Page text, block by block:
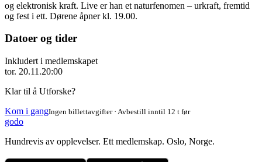
og elektronisk kraft. Live er han et naturfenomen – urkraft, fremtid
og fest i ett. Dørene åpner kl. 19.00.
Datoer og tider
Inkludert i medlemskapet
tor. 20.11.20:00
Klar til å Utforske?
Kom i gangIngen billettavgifter · Avbestill inntil 12 t før
godo
Hundrevis av opplevelser. Ett medlemskap. Oslo, Norge.